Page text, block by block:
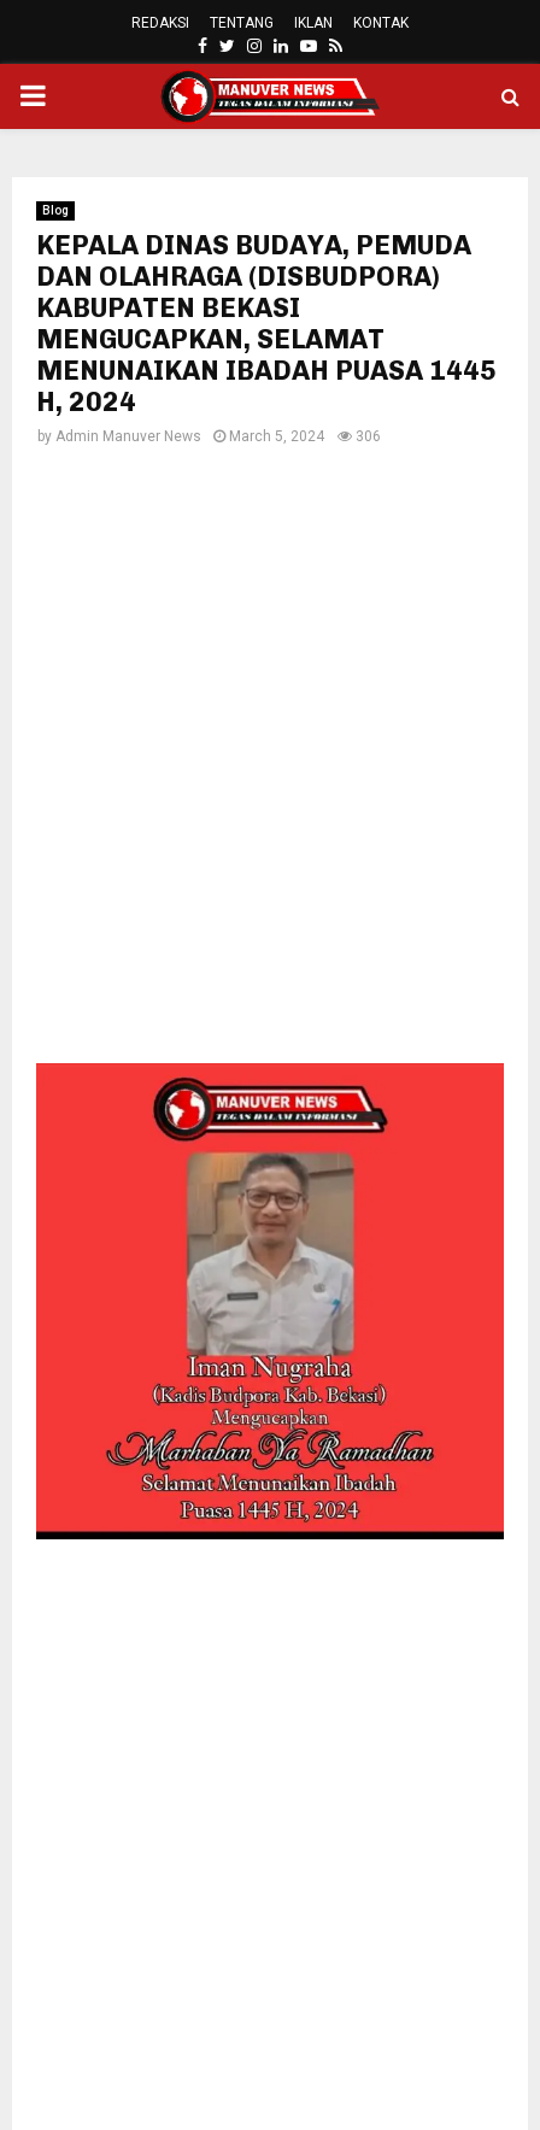
REDAKSI TENTANG IKLAN KONTAK
FACEBOOK
TWITTER
INSTAGRAM
LINKEDINYOUTUBE
RSS
PRIMARY
Blog
KEPALA DINAS BUDAYA, PEMUDA
DAN OLAHRAGA (DISBUDPORA)
KABUPATEN BEKASI
MENGUCAPKAN, SELAMAT
MENUNAIKAN IBADAH PUASA 1445
H, 2024
by Admin Manuver News March 5, 2024 306